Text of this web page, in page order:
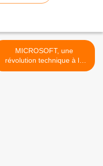
MICROSOFT, une
révolution technique à la
hauteur de notre époque…